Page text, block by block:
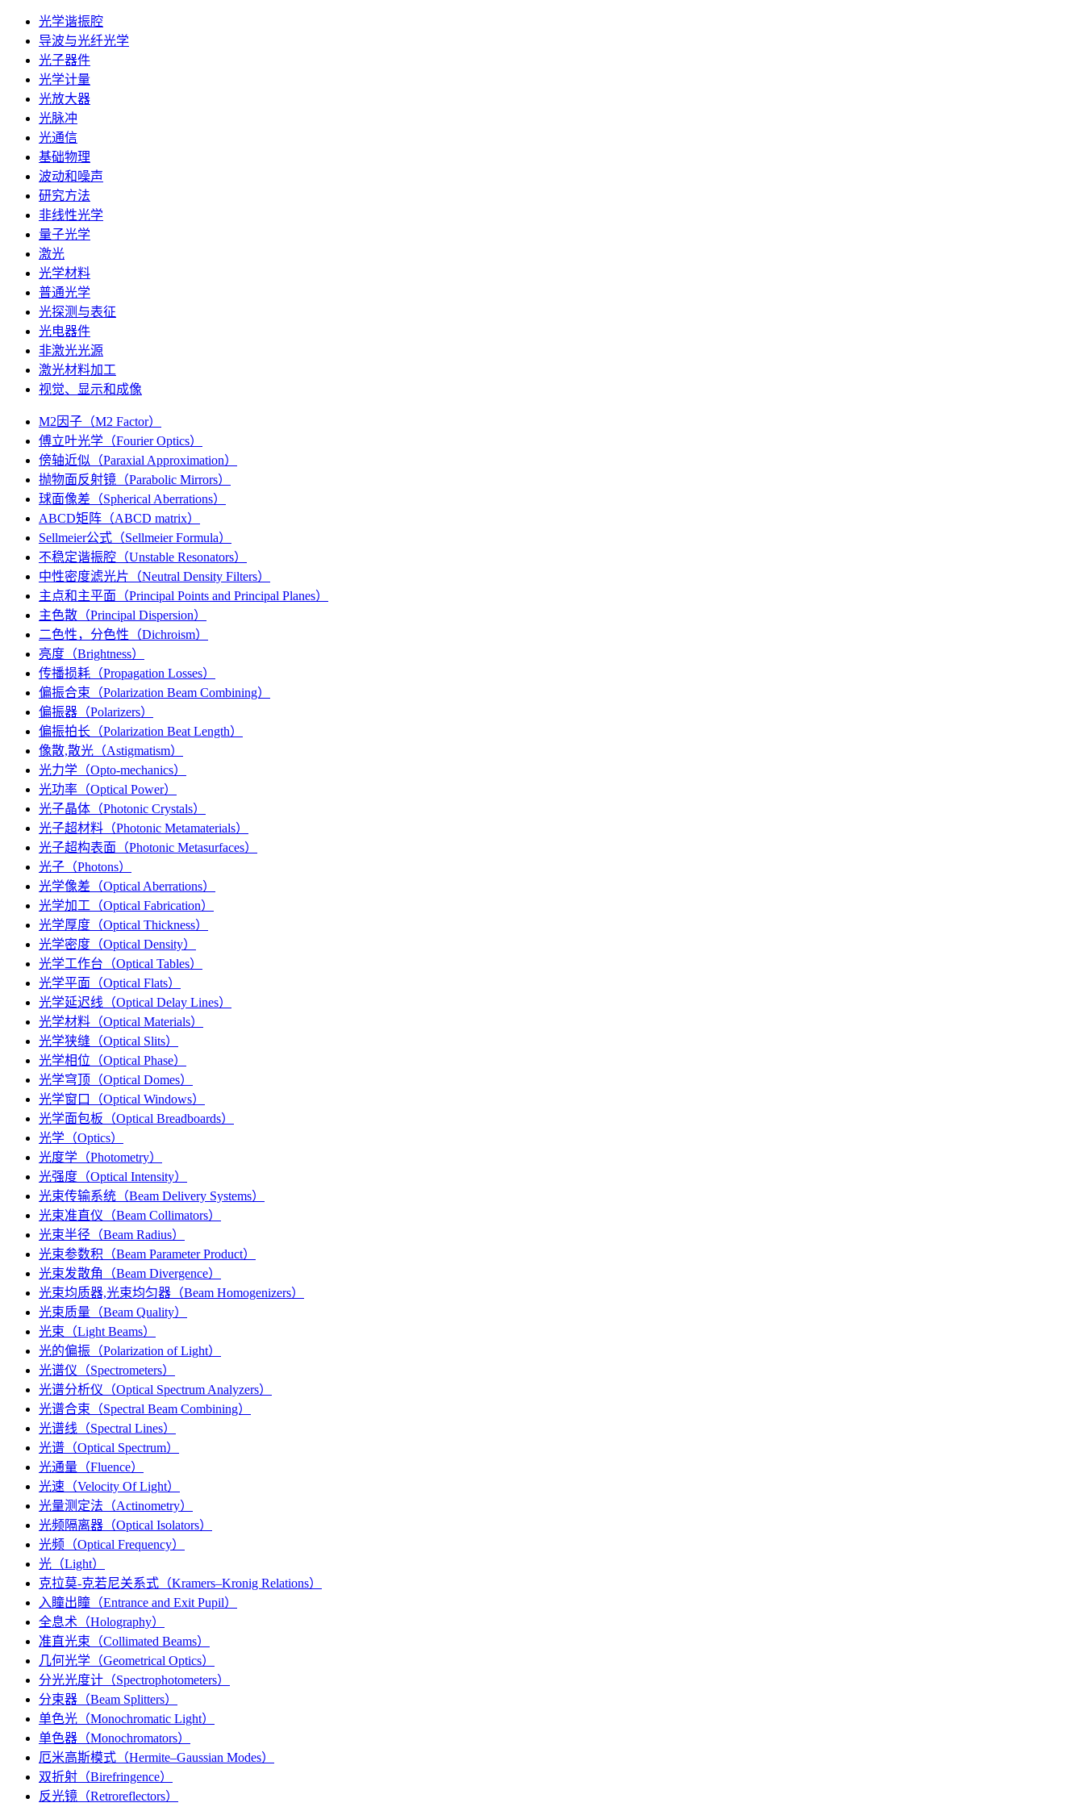
光学谐振腔
导波与光纤光学
光子器件
光学计量
光放大器
光脉冲
光通信
基础物理
波动和噪声
研究方法
非线性光学
量子光学
激光
光学材料
普通光学
光探测与表征
光电器件
非激光光源
激光材料加工
视觉、显示和成像
M2因子（M2 Factor）
傅立叶光学（Fourier Optics）
傍轴近似（Paraxial Approximation）
抛物面反射镜（Parabolic Mirrors）
球面像差（Spherical Aberrations）
ABCD矩阵（ABCD matrix）
Sellmeier公式（Sellmeier Formula）
不稳定谐振腔（Unstable Resonators）
中性密度滤光片（Neutral Density Filters）
主点和主平面（Principal Points and Principal Planes）
主色散（Principal Dispersion）
二色性，分色性（Dichroism）
亮度（Brightness）
传播损耗（Propagation Losses）
偏振合束（Polarization Beam Combining）
偏振器（Polarizers）
偏振拍长（Polarization Beat Length）
像散,散光（Astigmatism）
光力学（Opto-mechanics）
光功率（Optical Power）
光子晶体（Photonic Crystals）
光子超材料（Photonic Metamaterials）
光子超构表面（Photonic Metasurfaces）
光子（Photons）
光学像差（Optical Aberrations）
光学加工（Optical Fabrication）
光学厚度（Optical Thickness）
光学密度（Optical Density）
光学工作台（Optical Tables）
光学平面（Optical Flats）
光学延迟线（Optical Delay Lines）
光学材料（Optical Materials）
光学狭缝（Optical Slits）
光学相位（Optical Phase）
光学穹顶（Optical Domes）
光学窗口（Optical Windows）
光学面包板（Optical Breadboards）
光学（Optics）
光度学（Photometry）
光强度（Optical Intensity）
光束传输系统（Beam Delivery Systems）
光束准直仪（Beam Collimators）
光束半径（Beam Radius）
光束参数积（Beam Parameter Product）
光束发散角（Beam Divergence）
光束均质器,光束均匀器（Beam Homogenizers）
光束质量（Beam Quality）
光束（Light Beams）
光的偏振（Polarization of Light）
光谱仪（Spectrometers）
光谱分析仪（Optical Spectrum Analyzers）
光谱合束（Spectral Beam Combining）
光谱线（Spectral Lines）
光谱（Optical Spectrum）
光通量（Fluence）
光速（Velocity Of Light）
光量测定法（Actinometry）
光频隔离器（Optical Isolators）
光频（Optical Frequency）
光（Light）
克拉莫-克若尼关系式（Kramers–Kronig Relations）
入瞳出瞳（Entrance and Exit Pupil）
全息术（Holography）
准直光束（Collimated Beams）
几何光学（Geometrical Optics）
分光光度计（Spectrophotometers）
分束器（Beam Splitters）
单色光（Monochromatic Light）
单色器（Monochromators）
厄米高斯模式（Hermite–Gaussian Modes）
双折射（Birefringence）
反光镜（Retroreflectors）